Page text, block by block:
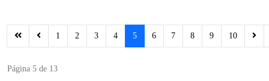
1 2 3 4 5 6 7 8 9 10
Página 5 de 13